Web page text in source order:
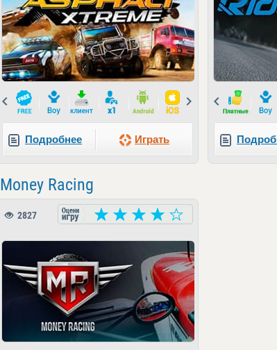
Prev
Подробнее Играть
Prev
Money Racing
2827